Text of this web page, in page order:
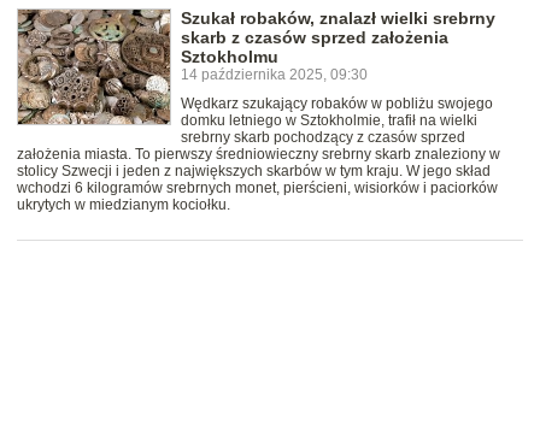
Szukał robaków, znalazł wielki srebrny
skarb z czasów sprzed założenia
Sztokholmu
14 października 2025, 09:30
Wędkarz szukający robaków w pobliżu swojego
domku letniego w Sztokholmie, trafił na wielki
srebrny skarb pochodzący z czasów sprzed
założenia miasta. To pierwszy średniowieczny srebrny skarb znaleziony w
stolicy Szwecji i jeden z największych skarbów w tym kraju. W jego skład
wchodzi 6 kilogramów srebrnych monet, pierścieni, wisiorków i paciorków
ukrytych w miedzianym kociołku.